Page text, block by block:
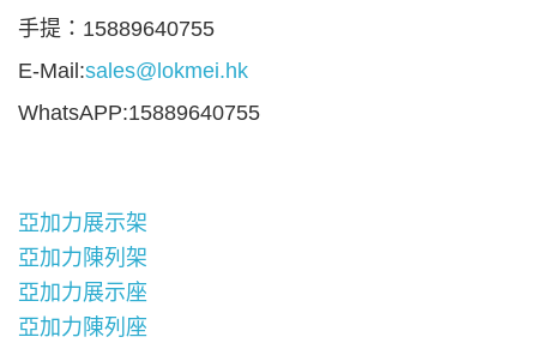
手提：15889640755
E-Mail:sales@lokmei.hk
WhatsAPP:15889640755
亞加力展示架
亞加力陳列架
亞加力展示座
亞加力陳列座